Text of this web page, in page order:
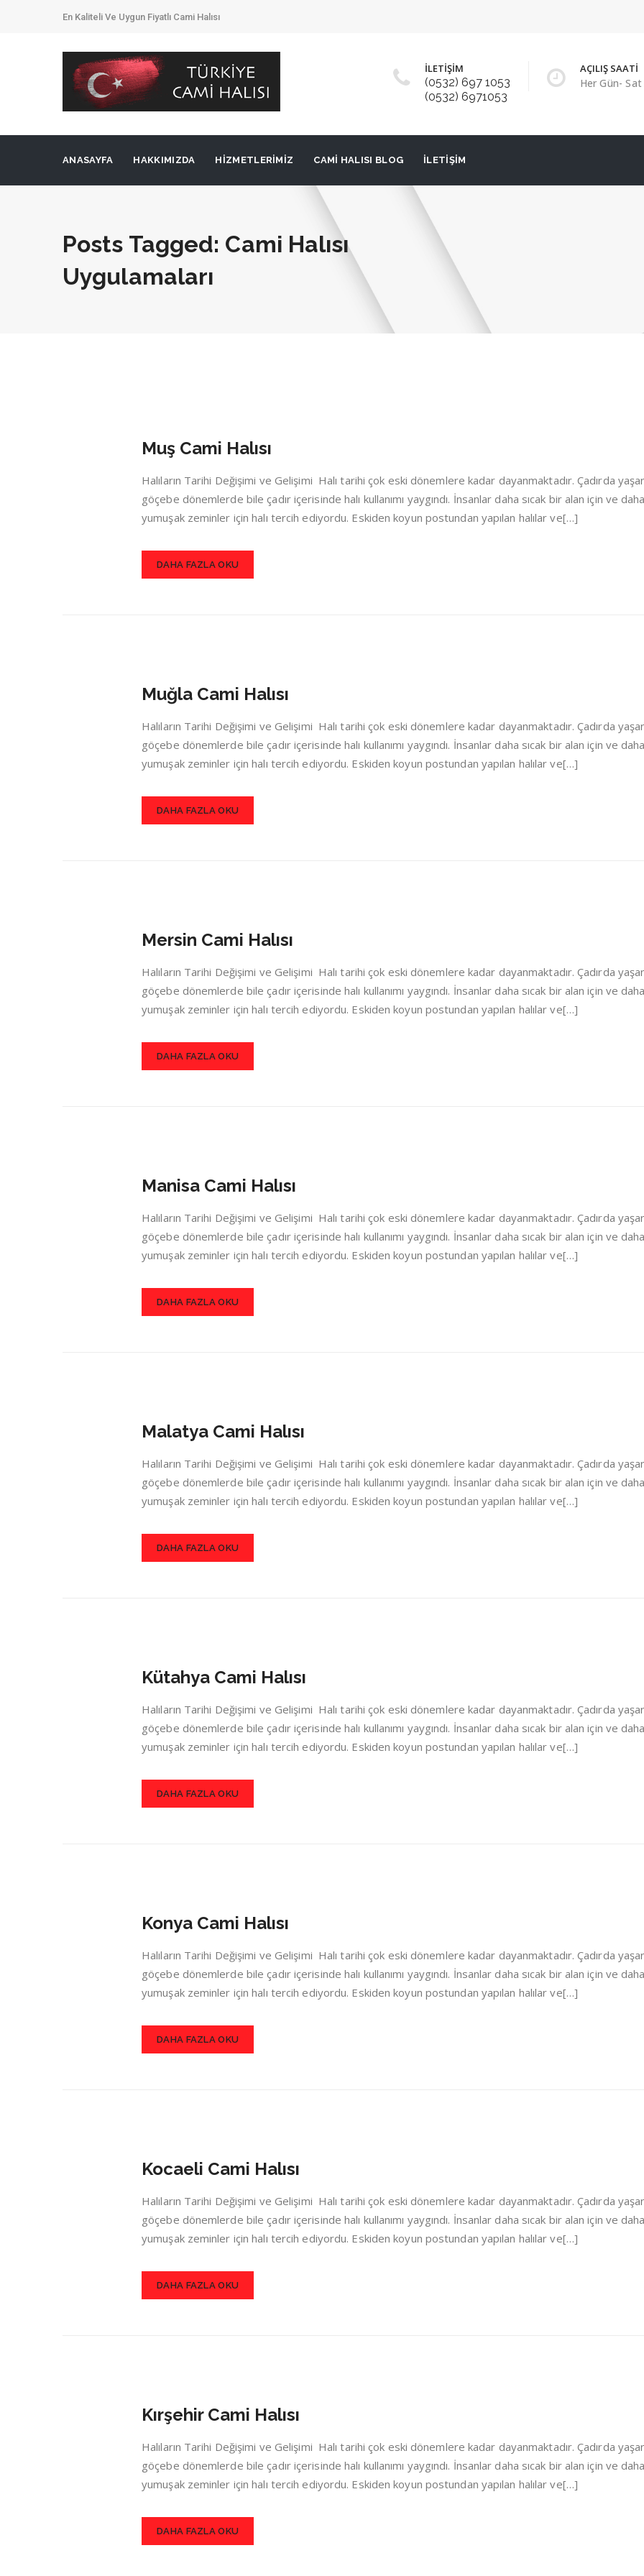
En Kaliteli Ve Uygun Fiyatlı Cami Halısı
İLETİŞİM
(0532) 697 1053
(0532) 6971053
AÇILIŞ SAATİ
Her Gün-
ANASAYFA HAKKIMIZDA HIZMETLERIMIZ CAMI HALISI BLOG İLETIŞIM
Posts Tagged: Cami Halısı
Uygulamaları
Muş Cami Halısı
Halıların Tarihi Değişimi ve Gelişimi Halı tarihi çok eski dönemlere kadar dayanmaktadır. Çadırda
göçebe dönemlerde bile çadır içerisinde halı kullanımı yaygındı. İnsanlar daha sıcak bir alan için ve daha
yumuşak zeminler için halı tercih ediyordu. Eskiden koyun postundan yapılan halılar ve[…]
DAHA FAZLA OKU
Muğla Cami Halısı
Halıların Tarihi Değişimi ve Gelişimi Halı tarihi çok eski dönemlere kadar dayanmaktadır. Çadırda
göçebe dönemlerde bile çadır içerisinde halı kullanımı yaygındı. İnsanlar daha sıcak bir alan için ve daha
yumuşak zeminler için halı tercih ediyordu. Eskiden koyun postundan yapılan halılar ve[…]
DAHA FAZLA OKU
Mersin Cami Halısı
Halıların Tarihi Değişimi ve Gelişimi Halı tarihi çok eski dönemlere kadar dayanmaktadır. Çadırda
göçebe dönemlerde bile çadır içerisinde halı kullanımı yaygındı. İnsanlar daha sıcak bir alan için ve daha
yumuşak zeminler için halı tercih ediyordu. Eskiden koyun postundan yapılan halılar ve[…]
DAHA FAZLA OKU
Manisa Cami Halısı
Halıların Tarihi Değişimi ve Gelişimi Halı tarihi çok eski dönemlere kadar dayanmaktadır. Çadırda
göçebe dönemlerde bile çadır içerisinde halı kullanımı yaygındı. İnsanlar daha sıcak bir alan için ve daha
yumuşak zeminler için halı tercih ediyordu. Eskiden koyun postundan yapılan halılar ve[…]
DAHA FAZLA OKU
Malatya Cami Halısı
Halıların Tarihi Değişimi ve Gelişimi Halı tarihi çok eski dönemlere kadar dayanmaktadır. Çadırda
göçebe dönemlerde bile çadır içerisinde halı kullanımı yaygındı. İnsanlar daha sıcak bir alan için ve daha
yumuşak zeminler için halı tercih ediyordu. Eskiden koyun postundan yapılan halılar ve[…]
DAHA FAZLA OKU
Kütahya Cami Halısı
Halıların Tarihi Değişimi ve Gelişimi Halı tarihi çok eski dönemlere kadar dayanmaktadır. Çadırda
göçebe dönemlerde bile çadır içerisinde halı kullanımı yaygındı. İnsanlar daha sıcak bir alan için ve daha
yumuşak zeminler için halı tercih ediyordu. Eskiden koyun postundan yapılan halılar ve[…]
DAHA FAZLA OKU
Konya Cami Halısı
Halıların Tarihi Değişimi ve Gelişimi Halı tarihi çok eski dönemlere kadar dayanmaktadır. Çadırda
göçebe dönemlerde bile çadır içerisinde halı kullanımı yaygındı. İnsanlar daha sıcak bir alan için ve daha
yumuşak zeminler için halı tercih ediyordu. Eskiden koyun postundan yapılan halılar ve[…]
DAHA FAZLA OKU
Kocaeli Cami Halısı
Halıların Tarihi Değişimi ve Gelişimi Halı tarihi çok eski dönemlere kadar dayanmaktadır. Çadırda
göçebe dönemlerde bile çadır içerisinde halı kullanımı yaygındı. İnsanlar daha sıcak bir alan için ve daha
yumuşak zeminler için halı tercih ediyordu. Eskiden koyun postundan yapılan halılar ve[…]
DAHA FAZLA OKU
Kırşehir Cami Halısı
Halıların Tarihi Değişimi ve Gelişimi Halı tarihi çok eski dönemlere kadar dayanmaktadır. Çadırda
göçebe dönemlerde bile çadır içerisinde halı kullanımı yaygındı. İnsanlar daha sıcak bir alan için ve daha
yumuşak zeminler için halı tercih ediyordu. Eskiden koyun postundan yapılan halılar ve[…]
DAHA FAZLA OKU